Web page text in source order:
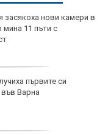
засякоха нови камери в
11 пъти с
първите си
Варна